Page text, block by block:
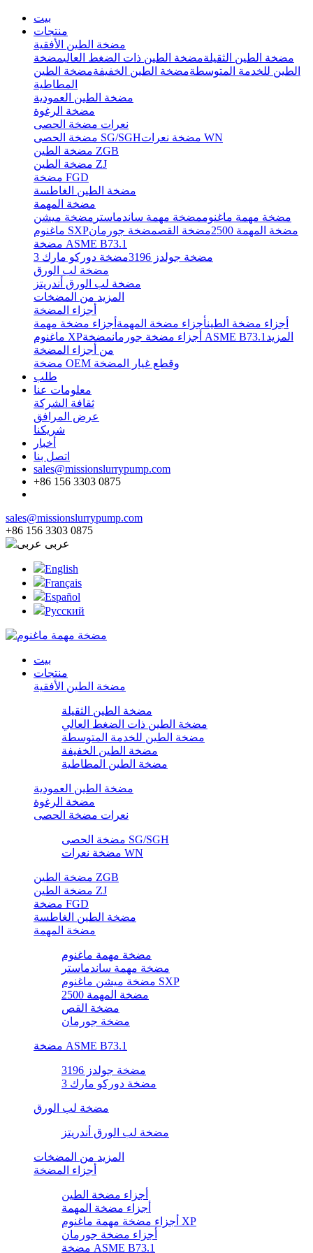
بيت
منتجات
مضخة الطين الأفقية
مضخة الطين الثقيلةمضخة الطين ذات الضغط العاليمضخة
الطين للخدمة المتوسطةمضخة الطين الخفيفةمضخة الطين
المطاطية
مضخة الطين العمودية
مضخة الرغوة
نعرات مضخة الحصى
مضخة الحصى SG/SGH
مضخة نعرات WN
مضخة الطين ZGB
مضخة الطين ZJ
مضخة FGD
مضخة الطين الغاطسة
مضخة المهمة
مضخة مهمة ماغنوممضخة مهمة ساندماستر مضخة ميشن
ماغنوم SXP
مضخة المهمة 2500 مضخة القصمضخة جورمان
مضخة ASME B73.1
مضخة جولدز 3196
مضخة دوركو مارك 3
مضخة لب الورق
مضخة لب الورق أندريتز
المزيد من المضخات
أجزاء المضخة
أجزاء مضخة الطينأجزاء مضخة المهمة أجزاء مضخة مهمة
ماغنوم XP
أجزاء مضخة جورمان مضخة ASME B73.1 المزيد
من أجزاء المضخة
مضخة OEM وقطع غيار المضخة
طلب
معلومات عنا
ثقافة الشركة
عرض المرافق
شريكنا
أخبار
اتصل بنا
sales@missionslurrypump.com
+86 156 3303 0875
sales@missionslurrypump.com
+86 156 3303 0875
عربى
English
Français
Español
Pусский
بيت
منتجات
مضخة الطين الأفقية
مضخة الطين الثقيلة
مضخة الطين ذات الضغط العالي
مضخة الطين للخدمة المتوسطة
مضخة الطين الخفيفة
مضخة الطين المطاطية
مضخة الطين العمودية
مضخة الرغوة
نعرات مضخة الحصى
مضخة الحصى SG/SGH
مضخة نعرات WN
مضخة الطين ZGB
مضخة الطين ZJ
مضخة FGD
مضخة الطين الغاطسة
مضخة المهمة
مضخة مهمة ماغنوم
مضخة مهمة ساندماستر
مضخة ميشن ماغنوم SXP
مضخة المهمة 2500
مضخة القص
مضخة جورمان
مضخة ASME B73.1
مضخة جولدز 3196
مضخة دوركو مارك 3
مضخة لب الورق
مضخة لب الورق أندريتز
المزيد من المضخات
أجزاء المضخة
أجزاء مضخة الطين
أجزاء مضخة المهمة
أجزاء مضخة مهمة ماغنوم XP
أجزاء مضخة جورمان
مضخة ASME B73.1